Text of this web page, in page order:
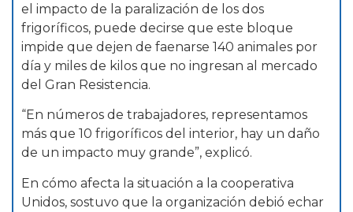
el impacto de la paralización de los dos
frigoríficos, puede decirse que este bloque
impide que dejen de faenarse 140 animales por
día y miles de kilos que no ingresan al mercado
del Gran Resistencia.
“En números de trabajadores, representamos
más que 10 frigoríficos del interior, hay un daño
de un impacto muy grande”, explicó.
En cómo afecta la situación a la cooperativa
Unidos, sostuvo que la organización debió echar